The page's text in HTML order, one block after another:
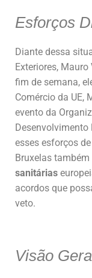
Esforços
Diante dessa
Exteriores,
fim de semana,
Comércio da UE,
evento da
Desenvolvimento
esses esforços
Bruxelas também
sanitárias
acordos que
veto.
Visão